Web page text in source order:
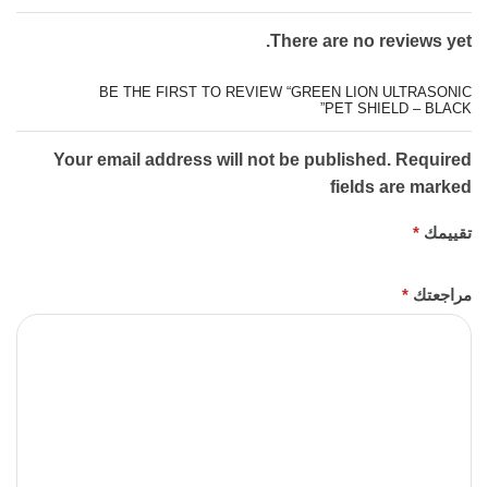
There are no reviews yet.
BE THE FIRST TO REVIEW “GREEN LION ULTRASONIC
PET SHIELD – BLACK”
Your email address will not be published. Required
fields are marked
تقييمك *
مراجعتك *